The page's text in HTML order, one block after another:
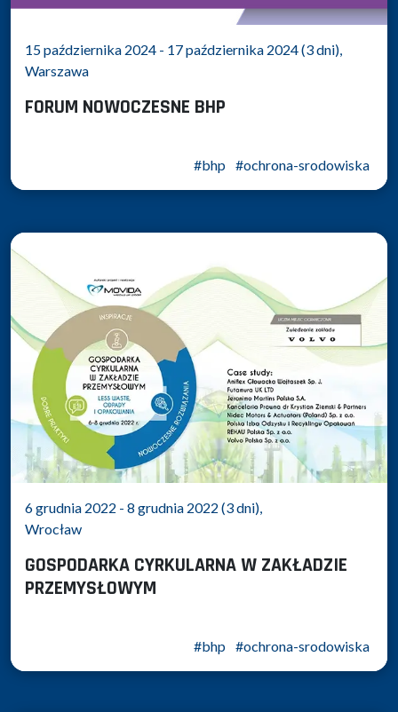
15 października 2024 - 17 października 2024 (3 dni),
Warszawa
FORUM NOWOCZESNE BHP
#bhp #ochrona-srodowiska
6 grudnia 2022 - 8 grudnia 2022 (3 dni),
Wrocław
GOSPODARKA CYRKULARNA W ZAKŁADZIE
PRZEMYSŁOWYM
#bhp #ochrona-srodowiska